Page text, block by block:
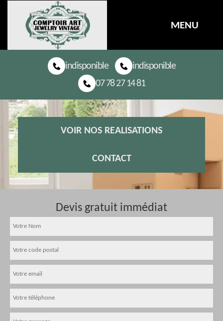
MENU
indisponible
indisponible
07 78 27 14 81
VOIR NOS REALISATIONS
CONTACT
Devis gratuit immédiat